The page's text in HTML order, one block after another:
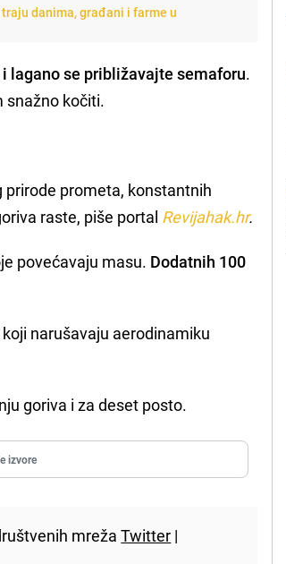
danima, građani i farme u
lagano se približavajte semaforu.
snažno kočiti.
prometa, konstantnih
raste, piše portal Revijahak.hr.
povećavaju masu. Dodatnih 100
koji narušavaju aerodinamiku
goriva i za deset posto.
izvore
mrežaTwitter |